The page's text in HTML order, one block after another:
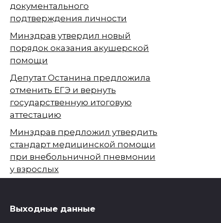
документального
подтверждения личности
Минздрав утвердил новый
порядок оказания акушерской
помощи
Депутат Останина предложила
отменить ЕГЭ и вернуть
государственную итоговую
аттестацию
Минздрав предложил утвердить
стандарт медицинской помощи
при внебольничной пневмонии
у взрослых
Выходные данные